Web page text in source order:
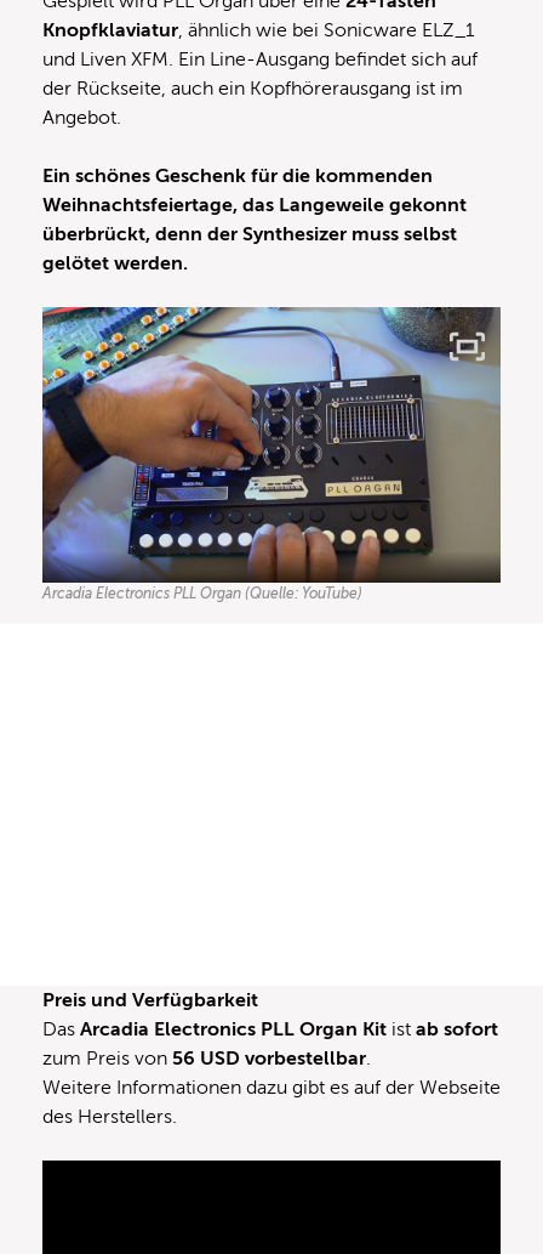
Knopfklaviatur, ähnlich wie bei Sonicware ELZ_1
und Liven XFM. Ein Line-Ausgang befindet sich auf
der Rückseite, auch ein Kopfhörerausgang ist im
Angebot.
Ein schönes Geschenk für die kommenden
Weihnachtsfeiertage, das Langeweile gekonnt
überbrückt, denn der Synthesizer muss selbst
gelötet werden.
Arcadia Electronics PLL Organ (Quelle: YouTube)
Preis und Verfügbarkeit
Das Arcadia Electronics PLL Organ Kit ist ab sofort
zum Preis von 56 USD vorbestellbar.
Weitere Informationen dazu gibt es auf der Webseite
des Herstellers.